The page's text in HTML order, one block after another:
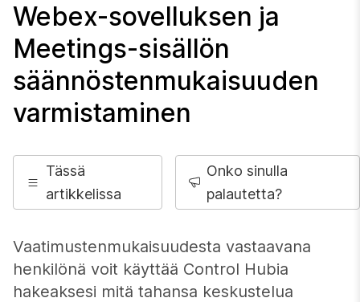
Webex-sovelluksen ja
Meetings-sisällön
säännöstenmukaisuuden
varmistaminen
Tässä
artikkelissa
Onko sinulla
palautetta?
Vaatimustenmukaisuudesta vastaavana
henkilönä voit käyttää Control Hubia
hakeaksesi mitä tahansa keskustelua